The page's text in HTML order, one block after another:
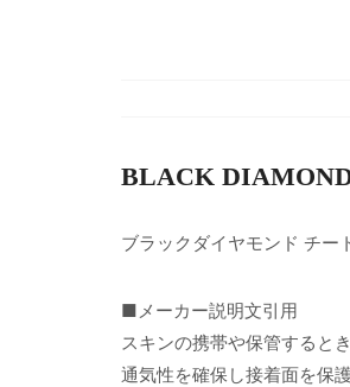
BLACK
ブラックダイヤモンド チ
■メーカー説明文引用
スキンの携帯や保管すると
通気性を確保し接着面を保護